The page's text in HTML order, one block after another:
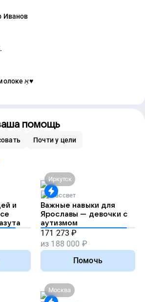
Иванов
жемчуг в молоке אֵ♥
помощь
Почти у цели
и
Иркутск
Рассвет
Важные навыки для
Ярославы — девочки с
аутизмом
171 273 ₽
из 188 000 ₽
Помочь
Москва